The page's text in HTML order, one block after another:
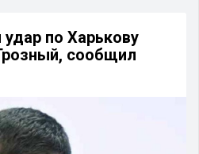
по Харькову
сообщил